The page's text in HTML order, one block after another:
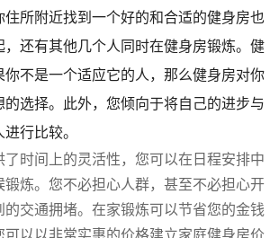
所附近找到一个好的和合适的健身房也
还有其他几个人同时在健身房锻炼。健
不是一个适应它的人，那么健身房对你
选择。此外，您倾向于将自己的进步与
行比较。
时间上的灵活性，您可以在日程安排中
炼。您不必担心人群，甚至不必担心开
交通拥堵。在家锻炼可以节省您的金钱
以以非常实惠的价格建立家庭健身房价